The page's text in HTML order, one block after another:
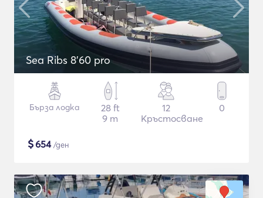
Sea Ribs 8'60 pro
Бърза лодка
28 ft
9 m
12
Кръстосване
0
$654/ден